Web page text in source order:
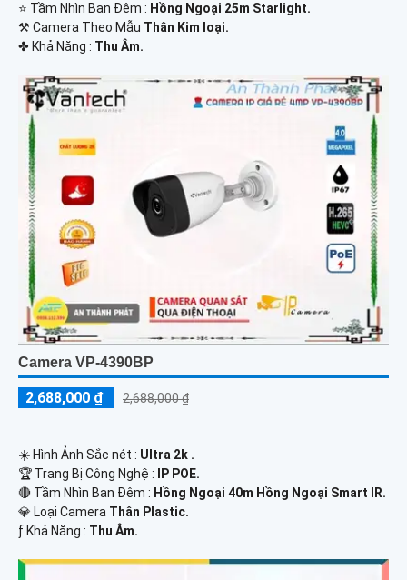
⭐ Tầm Nhìn Ban Đêm : Hồng Ngoại 25m Starlight.
⚒ Camera Theo Mẫu Thân Kim loại.
️✤ Khả Năng : Thu Âm.
Camera VP-4390BP
2,688,000 ₫ 2,688,000 ₫
☀️ Hình Ảnh Sắc nét : Ultra 2k .
🏆 Trang Bị Công Nghệ :
IP POE.
🔴 Tầm Nhìn Ban Đêm : Hồng Ngoại 40m Hồng Ngoại Smart IR.
💎 Loại Camera Thân Plastic.
️ƒ Khả Năng : Thu Âm.